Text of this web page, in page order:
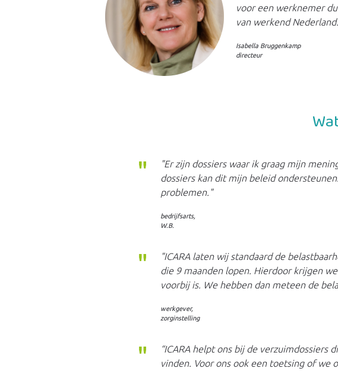
voor een werknemer
van werkend
Isabella Bruggenkamp
directeur
"Er zijn dossiers waar ik graag mijn
dossiers kan dit mijn beleid
problemen."
bedrijfsarts,
W.B.
"ICARA laten wij standaard de
die 9 maanden lopen. Hierdoor krijgen
voorbij is. We hebben dan meteen de
werkgever,
zorginstelling
“ICARA helpt ons bij de
vinden. Voor ons ook een toetsing of we